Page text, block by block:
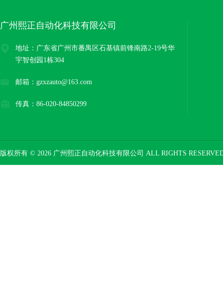
广州熙正自动化科技有限公司
地址：广东省广州市番禺区石基镇前锋南路2-19号华
宇智创园1栋304
邮箱：gzxzauto@163.com
传真：86-020-84850299
版权所有 © 2026 广州熙正自动化科技有限公司 ALL RIGHTS